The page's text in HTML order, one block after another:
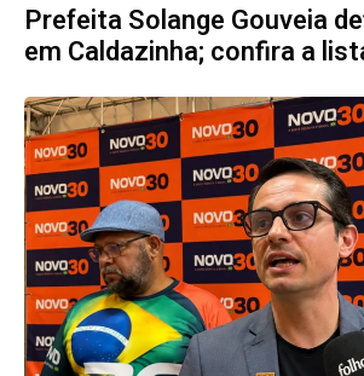
Prefeita Solange Gouveia
em Caldazinha; confira a